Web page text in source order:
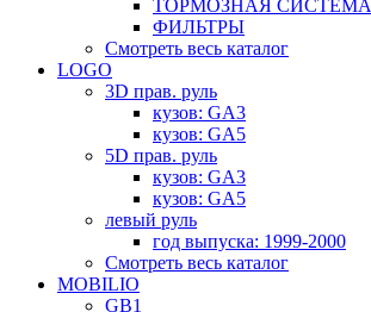
ТОРМОЗНАЯ СИСТЕМА
ФИЛЬТРЫ
Смотреть весь каталог
LOGO
3D прав. руль
кузов: GA3
кузов: GA5
5D прав. руль
кузов: GA3
кузов: GA5
левый руль
год выпуска: 1999-2000
Смотреть весь каталог
MOBILIO
GB1